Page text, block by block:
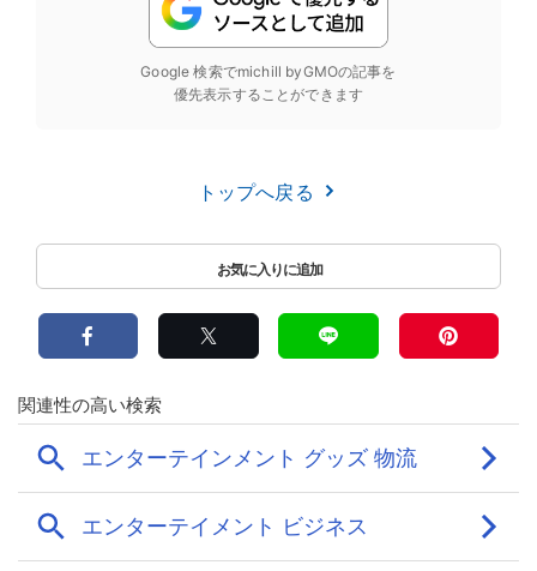
Google 検索でmichill byGMOの記事を
優先表示することができます
トップへ戻る